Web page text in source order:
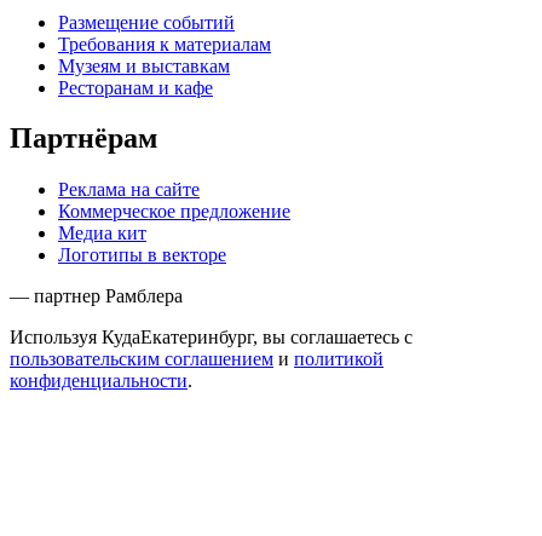
Размещение событий
Требования к материалам
Музеям и выставкам
Ресторанам и кафе
Партнёрам
Реклама на сайте
Коммерческое предложение
Медиа кит
Логотипы в векторе
— партнер Рамблера
Используя КудаЕкатеринбург, вы соглашаетесь с
пользовательским соглашением и политикой
конфиденциальности.